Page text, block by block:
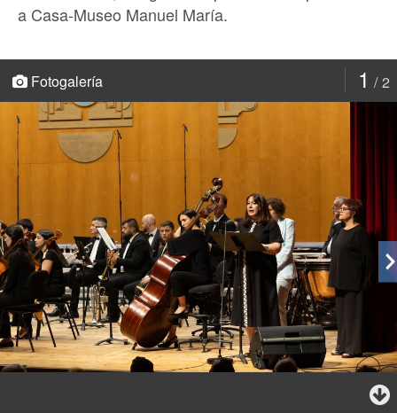
a Casa-Museo Manuel María.
1 2
Fotogalería